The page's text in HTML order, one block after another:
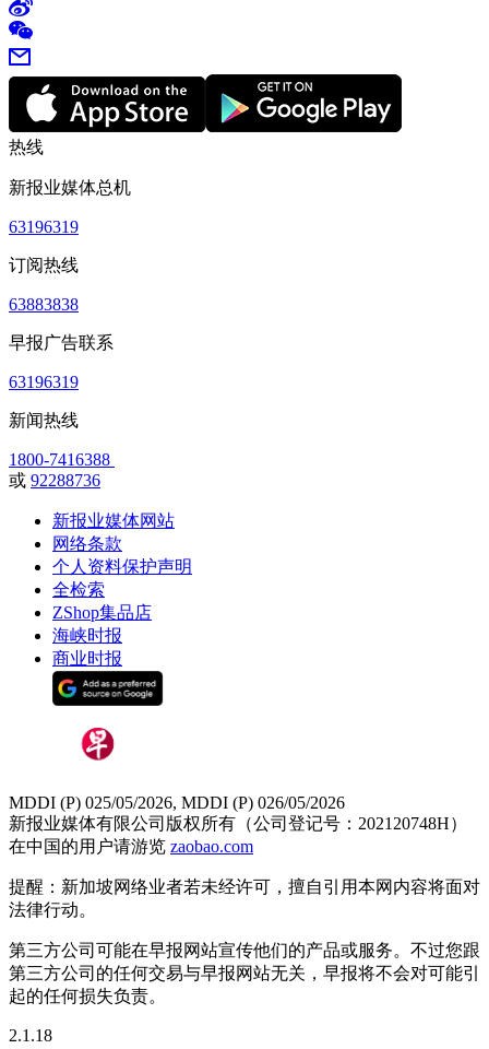
热线
新报业媒体总机
63196319
订阅热线
63883838
早报广告联系
63196319
新闻热线
1800-7416388
或 92288736
新报业媒体网站
网络条款
个人资料保护声明
全检索
ZShop集品店
海峡时报
商业时报
MDDI (P) 025/05/2026, MDDI (P) 026/05/2026
新报业媒体有限公司版权所有（公司登记号：202120748H）
在中国的用户请游览 zaobao.com
提醒：新加坡网络业者若未经许可，擅自引用本网内容将面对
法律行动。
第三方公司可能在早报网站宣传他们的产品或服务。不过您跟
第三方公司的任何交易与早报网站无关，早报将不会对可能引
起的任何损失负责。
2.1.18